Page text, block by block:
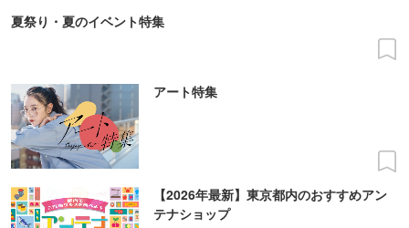
夏祭り・夏のイベント特集
アート特集
【2026年最新】東京都内のおすすめアン
テナショップ